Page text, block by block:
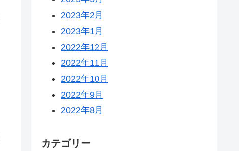
2023年2月
2023年1月
2022年12月
2022年11月
2022年10月
2022年9月
2022年8月
カテゴリー